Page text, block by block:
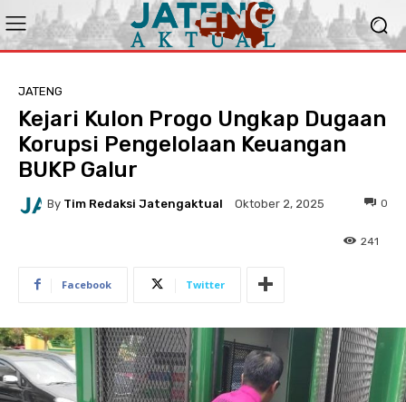
JATENG
Kejari Kulon Progo Ungkap Dugaan
Korupsi Pengelolaan Keuangan
BUKP Galur
By Tim Redaksi Jatengaktual Oktober 2, 2025 0
241
Facebook Twitter